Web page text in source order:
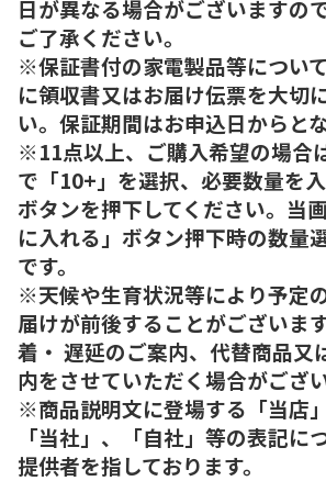
日が異なる場合がございますの
ご了承ください。
※保証書付の家電製品等につい
に領収書又はお届け伝票を大切
い。保証期間はお申込日からとな
※11点以上、ご購入希望の場合
で「10+」を選択、必要数量を入
ボタンを押下してください。当
に入れる」ボタン押下時の数量
です。
※天候や生育状況等により予定
届けが前後することがございま
着・ 遅延のご案内、代替商品又
内をさせていただく場合がござい
※商品説明文に登場する「当店
「当社」、「自社」等の表記に
提供者を指しております。